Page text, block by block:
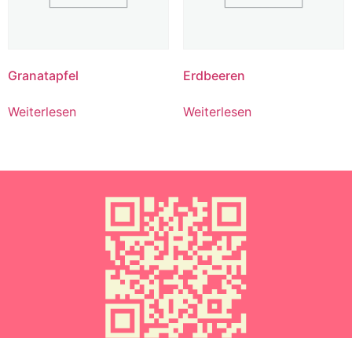
Granatapfel
Weiterlesen
Erdbeeren
Weiterlesen